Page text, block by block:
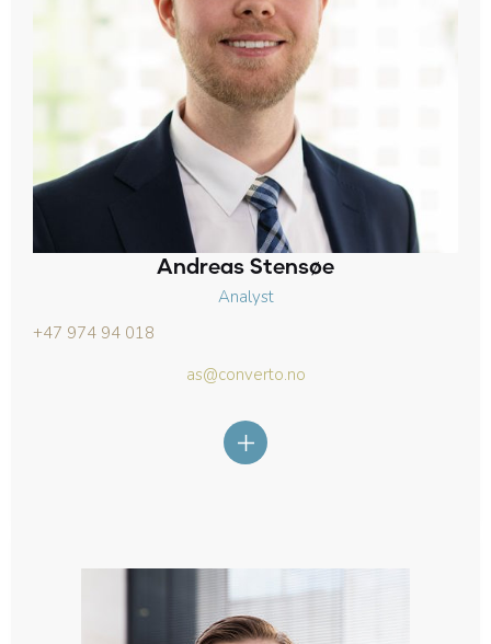
Andreas Stensøe
Analyst
+47 974 94 018
as@converto.no